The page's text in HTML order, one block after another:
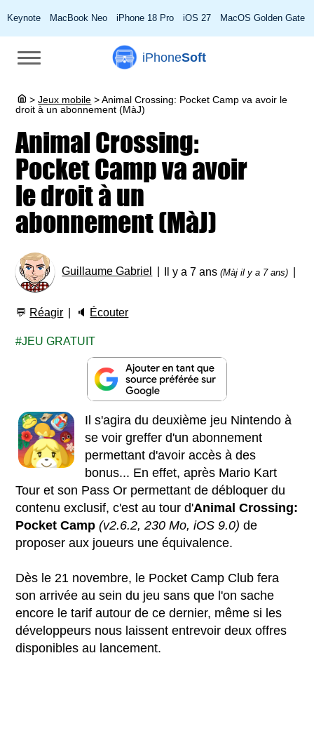
Keynote MacBook Neo iPhone 18 Pro iOS 27 MacOS Golden Gate
iPhoneSoft
> Jeux mobile >Animal Crossing: Pocket Camp va avoir le
droit à un abonnement (MàJ)
Animal Crossing:
Pocket Camp va avoir
le droit à un
abonnement (MàJ)
Guillaume Gabriel Il y a 7 ans(Màj il y a 7 ans)
💬 Réagir 🔈 Écouter
JEU GRATUIT
Il s'agira du deuxième jeu Nintendo à
se voir greffer d'un abonnement
permettant d'avoir accès à des
bonus... En effet, après Mario Kart
Tour et son Pass Or permettant de débloquer du
contenu exclusif, c'est au tour d'Animal Crossing:
Pocket Camp (v2.6.2, 230 Mo, iOS 9.0)de
proposer aux joueurs une équivalence.
Dès le 21 novembre, le Pocket Camp Club fera
son arrivée au sein du jeu sans que l'on sache
encore le tarif autour de ce dernier, même si les
développeurs nous laissent entrevoir deux offres
disponibles au lancement.